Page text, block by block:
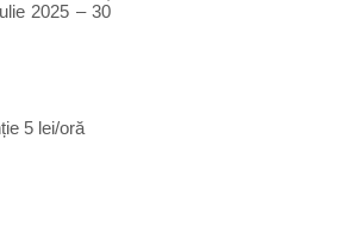
2025 – 30
5 lei/oră